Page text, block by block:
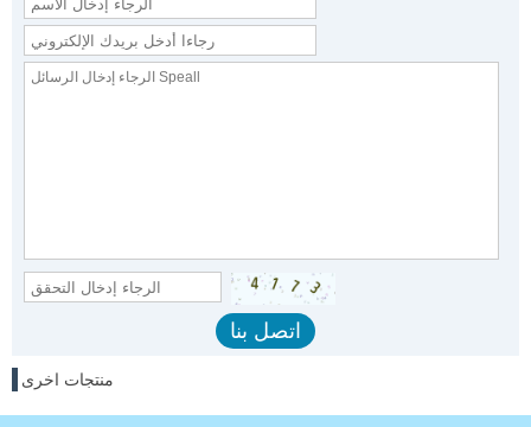
منتجات اخرى